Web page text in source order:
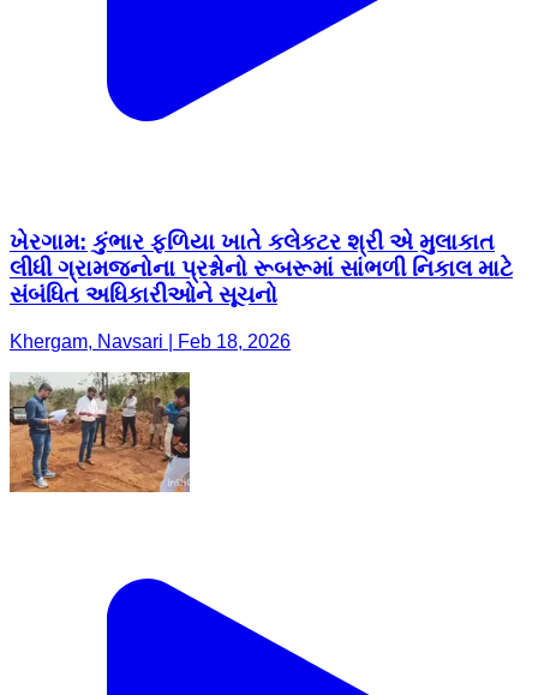
ખેરગામ: કુંભાર ફળિયા ખાતે કલેકટર શ્રી એ મુલાકાત
લીધી ગ્રામજનોના પ્રશ્નોનો રૂબરૂમાં સાંભળી નિકાલ માટે
સંબંધિત અધિકારીઓને સૂચનો
Khergam, Navsari | Feb 18, 2026